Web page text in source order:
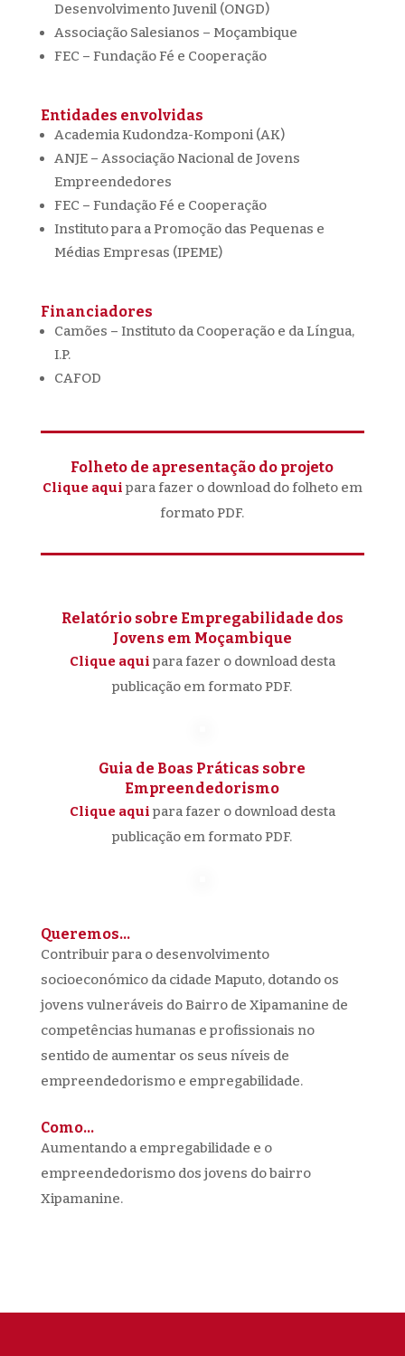
Desenvolvimento Juvenil (ONGD)
Associação Salesianos – Moçambique
FEC – Fundação Fé e Cooperação
Entidades envolvidas
Academia Kudondza-Komponi (AK)
ANJE – Associação Nacional de Jovens
Empreendedores
FEC – Fundação Fé e Cooperação
Instituto para a Promoção das Pequenas e
Médias Empresas (IPEME)
Financiadores
Camões – Instituto da Cooperação e da Língua,
I.P.
CAFOD
Folheto de apresentação do projeto
Clique aqui para fazer o download do folheto em
formato PDF.
Relatório sobre Empregabilidade dos
Jovens em Moçambique
Clique aqui para fazer o download desta
publicação em formato PDF.
Guia de Boas Práticas sobre
Empreendedorismo
Clique aqui para fazer o download desta
publicação em formato PDF.
Queremos…
Contribuir para o desenvolvimento
socioeconómico da cidade Maputo, dotando os
jovens vulneráveis do Bairro de Xipamanine de
competências humanas e profissionais no
sentido de aumentar os seus níveis de
empreendedorismo e empregabilidade.
Como…
Aumentando a empregabilidade e o
empreendedorismo dos jovens do bairro
Xipamanine.